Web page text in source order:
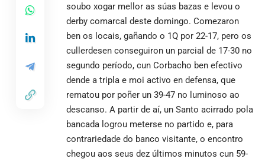
soubo xogar mellor as súas bazas e levou o
derby comarcal deste domingo. Comezaron
ben os locais, gañando o 1Q por 22-17, pero os
cullerdesen conseguiron un parcial de 17-30 no
segundo período, cun Corbacho ben efectivo
dende a tripla e moi activo en defensa, que
rematou por poñer un 39-47 no luminoso ao
descanso. A partir de aí, un Santo acirrado pola
bancada logrou meterse no partido e, para
contrariedade do banco visitante, o encontro
chegou aos seus dez últimos minutos cun 59-